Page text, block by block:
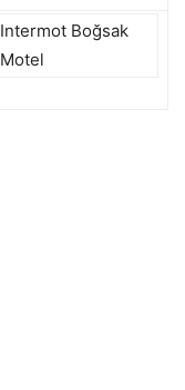
Intermot Boğsak
Motel